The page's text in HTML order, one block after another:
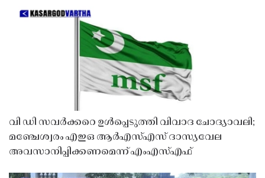
വി ഡി സവർക്കറെ ഉൾപ്പെടുത്തി വിവാദ ചോദ്യാവലി;
മഞ്ചേശ്വരം എഇഒ ആർഎസ്എസ് ദാസ്യവേല
അവസാനിപ്പിക്കണമെന്ന് എംഎസ്എഫ്